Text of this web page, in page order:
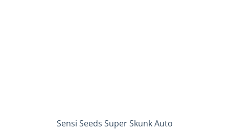
Sensi Seeds Super Skunk Auto